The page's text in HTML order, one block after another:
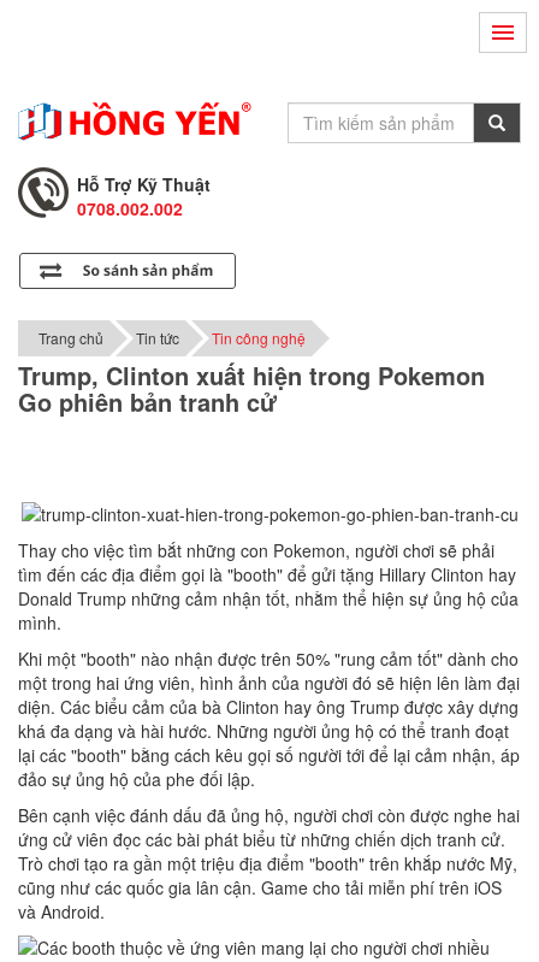
Tư Vấn Bán Hàng
Hỗ Trợ Kỹ Thuật
0708.002.002
0708.001.001
Trang chủ Tin tức Tin công nghệ
Trump, Clinton xuất hiện trong Pokemon
Go phiên bản tranh cử
Thay cho việc tìm bắt những con Pokemon, người chơi sẽ phải
tìm đến các địa điểm gọi là "booth" để gửi tặng Hillary Clinton hay
Donald Trump những cảm nhận tốt, nhằm thể hiện sự ủng hộ của
mình.
Khi một "booth" nào nhận được trên 50% "rung cảm tốt" dành cho
một trong hai ứng viên, hình ảnh của người đó sẽ hiện lên làm đại
diện. Các biểu cảm của bà Clinton hay ông Trump được xây dựng
khá đa dạng và hài hước. Những người ủng hộ có thể tranh đoạt
lại các "booth" bằng cách kêu gọi số người tới để lại cảm nhận, áp
đảo sự ủng hộ của phe đối lập.
Bên cạnh việc đánh dấu đã ủng hộ, người chơi còn được nghe hai
ứng cử viên đọc các bài phát biểu từ những chiến dịch tranh cử.
Trò chơi tạo ra gần một triệu địa điểm "booth" trên khắp nước Mỹ,
cũng như các quốc gia lân cận. Game cho tải miễn phí trên iOS
và Android.